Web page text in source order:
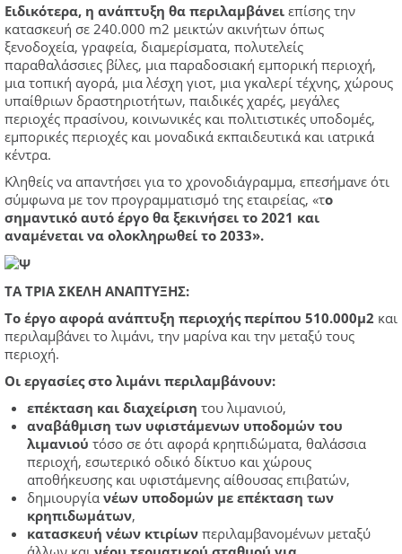
Ειδικότερα, η ανάπτυξη θα περιλαμβάνει επίσης την
κατασκευή σε 240.000 m2 μεικτών ακινήτων όπως
ξενοδοχεία, γραφεία, διαμερίσματα, πολυτελείς
παραθαλάσσιες βίλες, μια παραδοσιακή εμπορική περιοχή,
μια τοπική αγορά, μια λέσχη γιοτ, μια γκαλερί τέχνης, χώρους
υπαίθριων δραστηριοτήτων, παιδικές χαρές, μεγάλες
περιοχές πρασίνου, κοινωνικές και πολιτιστικές υποδομές,
εμπορικές περιοχές και μοναδικά εκπαιδευτικά και ιατρικά
κέντρα.
Κληθείς να απαντήσει για το χρονοδιάγραμμα, επεσήμανε ότι
σύμφωνα με τον προγραμματισμό της εταιρείας, «το
σημαντικό αυτό έργο θα ξεκινήσει το 2021 και
αναμένεται να ολοκληρωθεί το 2033».
ΤΑ ΤΡΙΑ ΣΚΕΛΗ ΑΝΑΠΤΥΞΗΣ:
Το έργο αφορά ανάπτυξη περιοχής περίπου 510.000μ2 και
περιλαμβάνει το λιμάνι, την μαρίνα και την μεταξύ τους
περιοχή.
Οι εργασίες στο λιμάνι περιλαμβάνουν:
επέκταση και διαχείριση του λιμανιού,
αναβάθμιση των υφιστάμενων υποδομών του
λιμανιού τόσο σε ότι αφορά κρηπιδώματα, θαλάσσια
περιοχή, εσωτερικό οδικό δίκτυο και χώρους
αποθήκευσης και υφιστάμενης αίθουσας επιβατών,
δημιουργία νέων υποδομών με επέκταση των
κρηπιδωμάτων,
κατασκευή νέων κτιρίων περιλαμβανομένων μεταξύ